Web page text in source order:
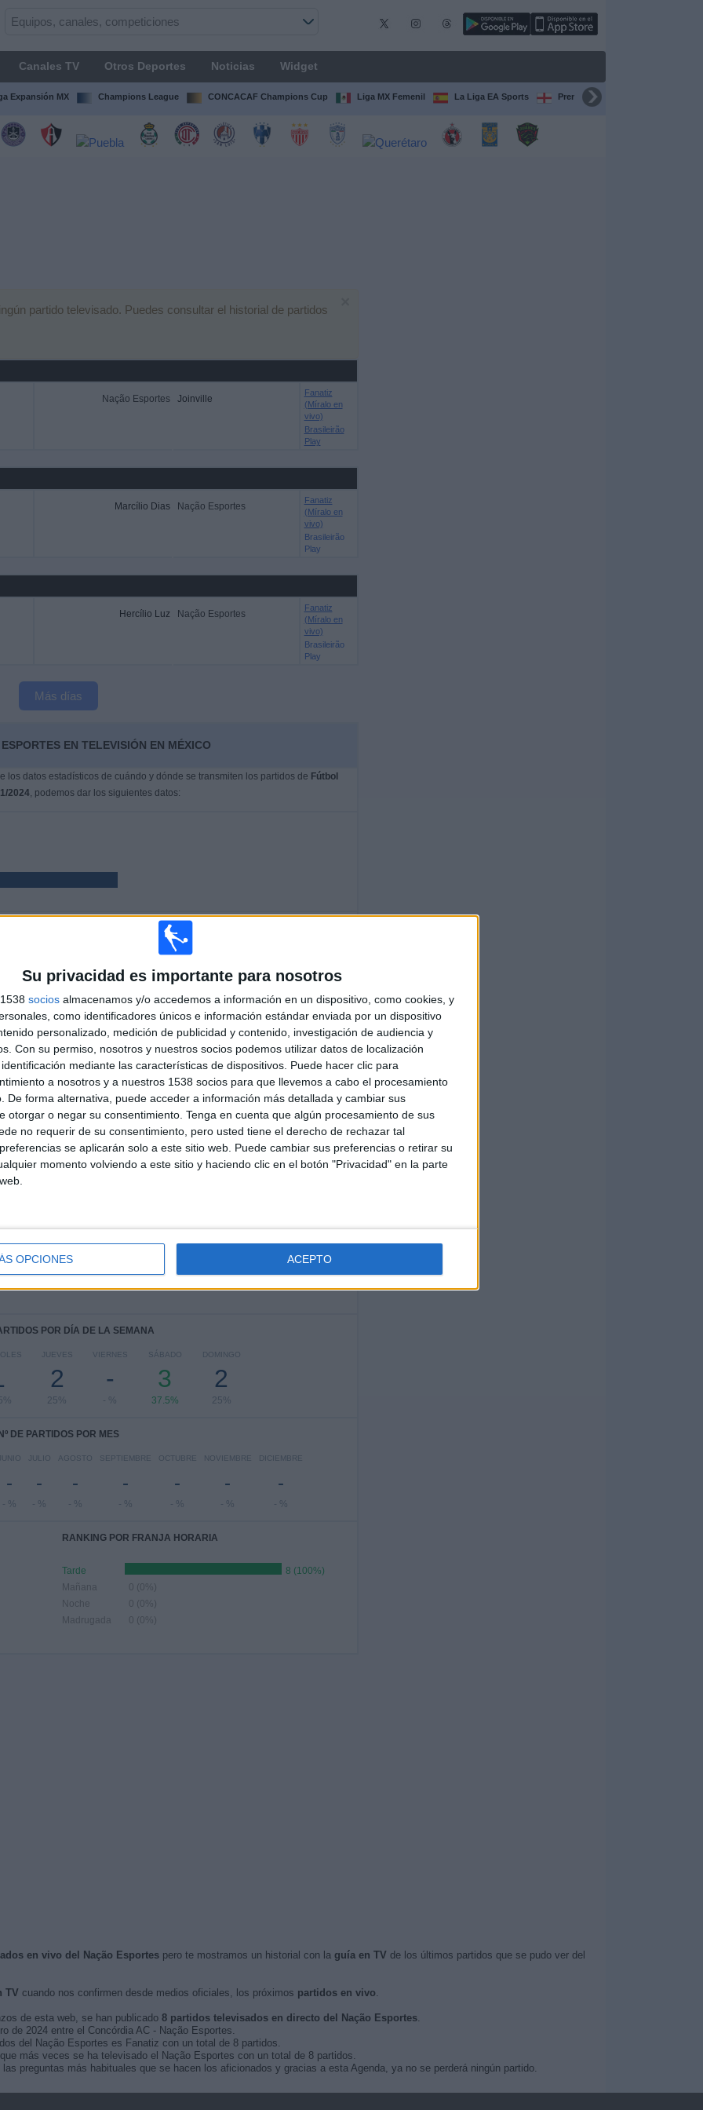
Su privacidad es importante para nosotros
socios almacenamos y/o accedemos a información en un dispositivo, como cookies, y
como identificadores únicos e información estándar enviada por un dispositivo
personalizado, medición de publicidad y contenido, investigación de audiencia y
Con su permiso, nosotros y nuestros socios podemos utilizar datos de localización
mediante las características de dispositivos. Puede hacer clic para
a nosotros y a nuestros 1538 socios para que llevemos a cabo el procesamiento
De forma alternativa, puede acceder a información más detallada y cambiar sus
otorgar o negar su consentimiento. Tenga en cuenta que algún procesamiento de sus
no requerir de su consentimiento, pero usted tiene el derecho de rechazar tal
se aplicarán solo a este sitio web. Puede cambiar sus preferencias o retirar su
momento volviendo a este sitio y haciendo clic en el botón "Privacidad" en la parte
OPCIONES ACEPTO
Canales TV Otros Deportes Noticias Widget
Expansión MX Champions League CONCACAF Champions Cup Liga MX Femenil La Liga EA Sports Premier League
partido televisado. Puedes consultar el historial de partidos
Nação Esportes Joinville
Fanatiz
(Míralo en
vivo)
Brasileirão
Play
Marcílio Dias Nação Esportes
Fanatiz
(Míralo en
vivo)
Brasileirão
Play
Hercílio Luz Nação Esportes
Fanatiz
(Míralo en
vivo)
Brasileirão
Play
Más días
EN TELEVISIÓN EN MÉXICO
los datos estadísticos de cuándo y dónde se transmiten los partidos de Fútbol
2024, podemos dar los siguientes datos:
2
CANALES TV
922
SIN PARTIDO
8
CONSECUTIVOS
DE PAGO
8
RIVALES
1
VS Concórdia
AC
TOTAL
1
RANKING POR COMPETICIONES
POR DÍA DE LA SEMANA
JUEVES
2
25%
VIERNES
-
- %
SÁBADO
3
37.5%
DOMINGO
2
25%
Nº DE PARTIDOS POR MES
JUNIO
-
- %
JULIO
-
- %
AGOSTO
-
- %
SEPTIEMBRE
-
- %
OCTUBRE
-
- %
NOVIEMBRE
-
- %
DICIEMBRE
-
- %
RANKING POR FRANJA HORARIA
Tarde
8 (100%)
Mañana
0 (0%)
Noche
0 (0%)
Madrugada
0 (0%)
en vivo del Nação Esportespero te mostramos un historial con la guía en TV de los últimos partidos que se pudo ver del
TV cuando nos confirmen desde medios oficiales, los próximos partidos en vivo.
de esta web, se han publicado 8 partidos televisados en directo del Nação Esportes.
de 2024 entre el Concórdia AC - Nação Esportes.
del Nação Esportes es Fanatiz con un total de 8 partidos.
más veces se ha televisado el Nação Esportes con un total de 8 partidos.
preguntas más habituales que se hacen los aficionados y gracias a esta Agenda, ya no se perderá ningún partido.